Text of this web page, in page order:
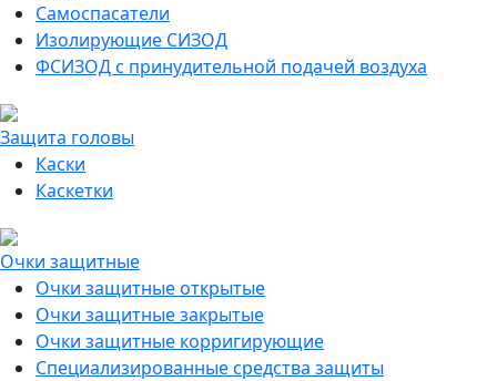
Самоспасатели
Изолирующие СИЗОД
ФСИЗОД с принудительной подачей воздуха
Защита головы
Каски
Каскетки
Очки защитные
Очки защитные открытые
Очки защитные закрытые
Очки защитные корригирующие
Специализированные средства защиты